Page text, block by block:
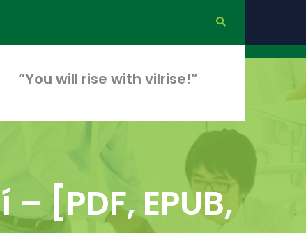
“You will rise with vilrise!”
[PDF, EPUB,